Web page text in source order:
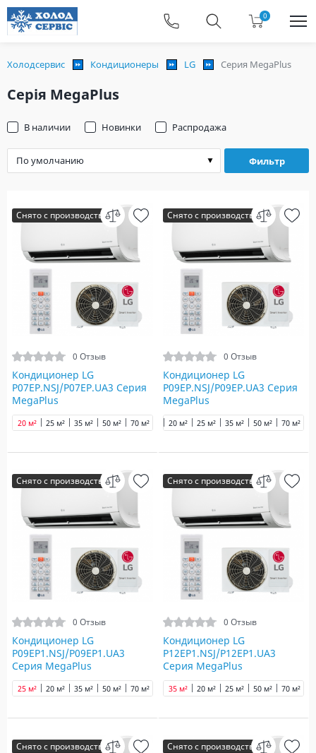
0
Холодсервис Кондиционеры LG Серия MegaPlus
Серія MegaPlus
Фильтр
В наличии Новинки Распродажа
Снято с производства
0 Отзыв
Кондиционер LG
P07EP.NSJ/P07EP.UA3 Серия
MegaPlus
20 м² 25 м² 35 м² 50 м² 70 м²
Снято с производства
0 Отзыв
Кондиционер LG
P09EP.NSJ/P09EP.UA3 Серия
MegaPlus
20 м² 25 м² 35 м² 50 м² 70 м²
Снято с производства
0 Отзыв
Кондиционер LG
P09EP1.NSJ/P09EP1.UA3
Серия MegaPlus
20 м²
25 м² 35 м² 50 м² 70 м²
Снято с производства
0 Отзыв
Кондиционер LG
P12EP1.NSJ/P12EP1.UA3
Серия MegaPlus
20 м² 25 м²
35 м² 50 м² 70 м²
Снято с производства Снято с производства